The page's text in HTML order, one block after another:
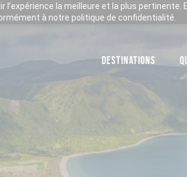
la meilleure et la plus
à notre politique de confidentialité.
DESTINATIONS